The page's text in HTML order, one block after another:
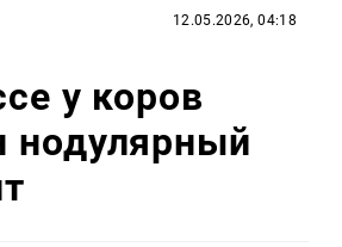
12.05.2026, 04:18
у коров
нодулярный